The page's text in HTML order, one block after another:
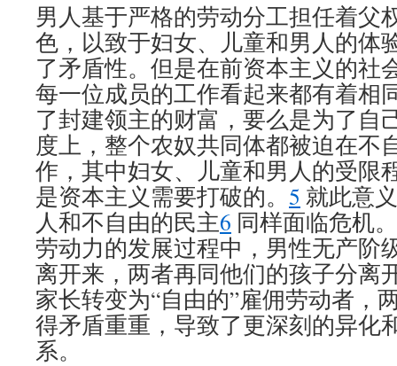
男人基于严格的劳动分工担任着父
色，以致于妇女、儿童和男人的体
了矛盾性。但是在前资本主义的社
每一位成员的工作看起来都有着相
了封建领主的财富，要么是为了自
度上，整个农奴共同体都被迫在不
作，其中妇女、儿童和男人的受限
是资本主义需要打破的。 5 就此意
人和不自由的民主6 同样面临危机
劳动力的发展过程中，男性无产阶
离开来，两者再同他们的孩子分离
家长转变为“自由的”雇佣劳动者，
得矛盾重重，导致了更深刻的异化
系。